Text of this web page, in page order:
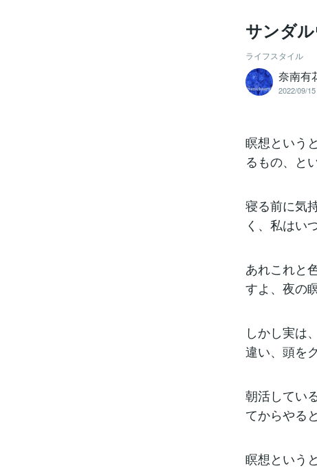
サンダ
ライフスタイル
奈南有
2022/09/
瞑想という
るもの、と
寝る前に気
く、私はい
あれこれと
すよ、夜の
しかし実は
違い、頭を
朝活してい
てからやる
瞑想という